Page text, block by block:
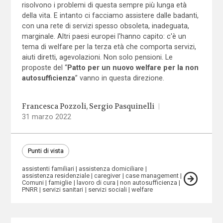
risolvono i problemi di questa sempre più lunga età
della vita. E intanto ci facciamo assistere dalle badanti,
con una rete di servizi spesso obsoleta, inadeguata,
marginale. Altri paesi europei l'hanno capito: c'è un
tema di welfare per la terza età che comporta servizi,
aiuti diretti, agevolazioni. Non solo pensioni. Le
proposte del “Patto per un nuovo welfare per la non
autosufficienza” vanno in questa direzione.
Francesca Pozzoli Sergio Pasquinelli
31 marzo 2022
Punti di vista
assistenti familiari
assistenza domiciliare
assistenza residenziale
caregiver
case management
Comuni
famiglie lavoro di cura
non autosufficienza
PNRR
servizi sanitari servizi sociali welfare